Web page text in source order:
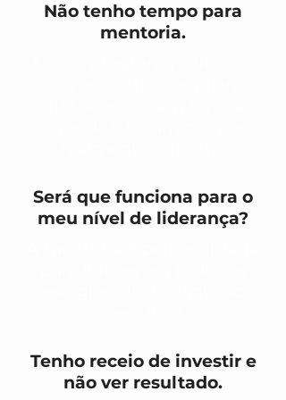
Não tenho tempo para
mentoria.
Será que funciona para o
meu nível de liderança?
Tenho receio de investir e
não ver resultado.